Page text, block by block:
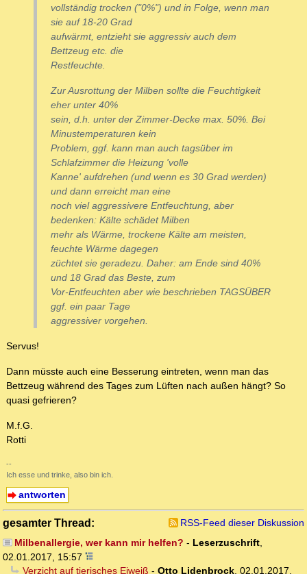
vollständig trocken ("0%") und in Folge, wenn man
sie auf 18-20 Grad
aufwärmt, entzieht sie aggressivauch dem
Bettzeug etc. die
Restfeuchte.
ZurAusrottung der Milben sollte die Feuchtigkeit
eher unter 40%
sein, d.h. unter der Zimmer-Decke max. 50%. Bei
Minustemperaturen kein
Problem, ggf. kann man auch tagsüber im
Schlafzimmer die Heizung 'volle
Kanne' aufdrehen (und wenn es 30 Grad werden)
und dann erreicht man eine
noch viel aggressivere Entfeuchtung, aber
bedenken: Kälte schädet Milben
mehr als Wärme, trockene Kälte am meisten,
feuchte Wärme dagegen
züchtet sie geradezu. Daher: am Ende sind 40%
und 18 Grad das Beste, zum
Vor-Entfeuchten aber wie beschrieben TAGSÜBER
ggf. ein paar Tage
aggressiver vorgehen.
Servus!
Dann müsste auch eine Besserung eintreten, wenn man das
Bettzeug während des Tages zum Lüften nach außen hängt? So
quasi gefrieren?
M.f.G.
Rotti
--
Ich esse und trinke, also bin ich.
antworten
gesamter Thread:
RSS-Feed dieser Diskussion
Milbenallergie, wer kann mir helfen? - Leserzuschrift,
02.01.2017, 15:57
Verzicht auf tierisches Eiweiß - Otto Lidenbrock, 02.01.2017,